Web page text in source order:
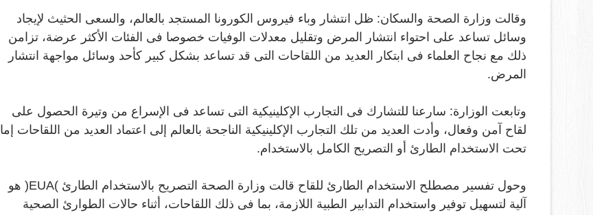
وقالت وزارة الصحة والسكان: ظل انتشار وباء فيروس الكورونا المستجد بالعالم، والسعى الحثيث لإيجاد
وسائل تساعد على احتواء انتشار المرض وتقليل معدلات الوفيات خصوصا فى الفئات الأكثر عرضة، تزامن
ذلك مع نجاح العلماء فى ابتكار العديد من اللقاحات التى قد تساعد بشكل كبير كأحد وسائل مواجهة انتشار
المرض.
وتابعت الوزارة: سارعنا للتشارك فى التجارب الإكلينيكية التى تساعد فى الإسراع من وتيرة الحصول على
لقاح آمن وفعال، وأدت العديد من تلك التجارب الإكلينيكية الناجحة بالعالم إلى اعتماد العديد من اللقاحات إما
تحت الاستخدام الطارئ أو التصريح الكامل بالاستخدام.
وحول تفسير مصطلح الاستخدام الطارئ للقاح قالت وزارة الصحة التصريح بالاستخدام الطارئ )EUA(
هو
آلية لتسهيل توفير واستخدام التدابير الطبية اللازمة، بما فى ذلك اللقاحات، أثناء حالات الطوارئ الصحية